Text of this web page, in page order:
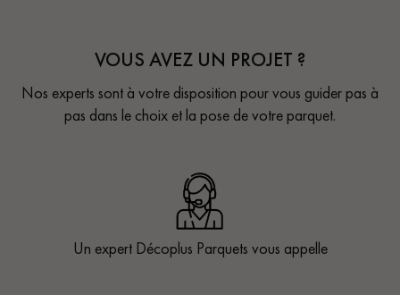
VOUS AVEZ UN PROJET ?
Nos experts sont à votre disposition pour vous guider pas à
pas dans le choix et la pose de votre parquet.
Un expert Décoplus Parquets vous appelle